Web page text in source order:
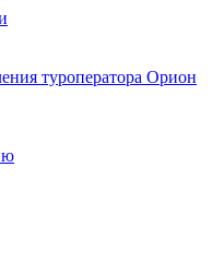
туроператора Орион